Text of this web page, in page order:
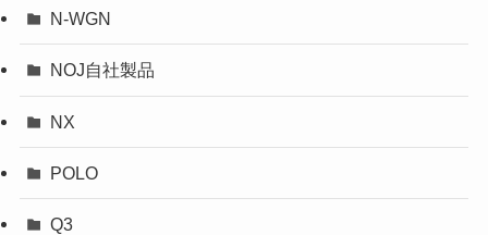
N-WGN
NOJ自社製品
NX
POLO
Q3